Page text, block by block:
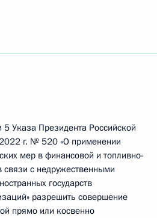
5 Указа Президента Российской
г. № 520 «О применении
мер в финансовой и топливно-
связи с недружественными
государств
разрешить совершение
прямо или косвенно